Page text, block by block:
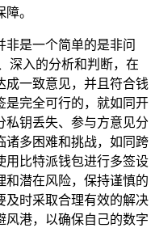
。
非是一个简单的是非问
深入的分析和判断，在
成一致意见，并且符合钱
是完全可行的，就如同开
私钥丢失、参与方意见分
诸多困难和挑战，如同跨
用比特派钱包进行多签设
和潜在风险，保持谨慎的
及时采取合理有效的解决
风港，以确保自己的数字